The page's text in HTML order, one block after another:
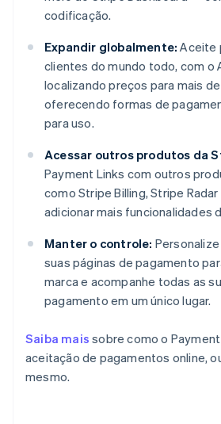
codificação.
Expandir globalmente: Aceite
clientes do mundo todo, com o
localizando preços para mais
oferecendo formas de
para uso.
Acessar outros produtos da
Payment Links com outros
como Stripe Billing, Stripe
adicionar mais funcionalidades
Manter o controle:
suas páginas de pagamento
marca e acompanhe todas as
pagamento em um único lugar.
Saiba mais sobre como o
aceitação de pagamentos online,
mesmo.